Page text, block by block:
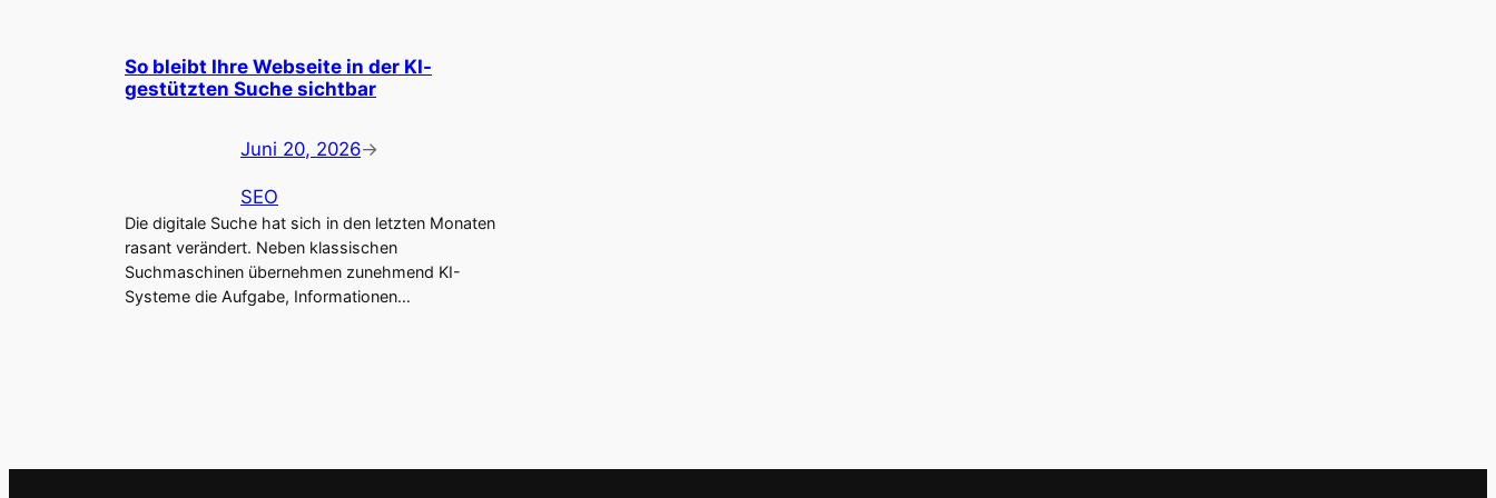
So bleibt Ihre Webseite in der KI-
gestützten Suche sichtbar
Juni 20, 2026→
SEO
Die digitale Suche hat sich in den letzten Monaten
rasant verändert. Neben klassischen
Suchmaschinen übernehmen zunehmend KI-
Systeme die Aufgabe, Informationen…